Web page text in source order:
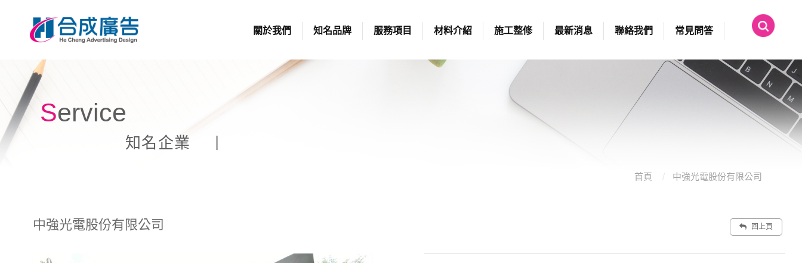
關於我們 知名品牌 服務項目 材料介紹 施工整修 最新消息 聯絡我們 常見問答
Service
知名企業
首頁 中強光電股份有限公司
中強光電股份有限公司 回上頁